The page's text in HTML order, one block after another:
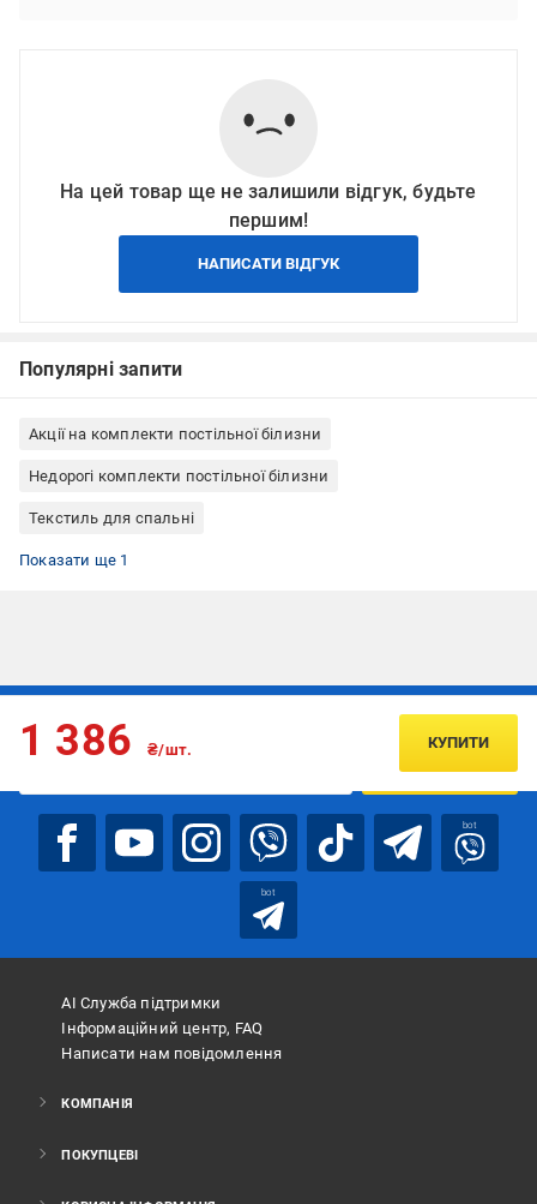
На цей товар ще не залишили відгук, будьте
першим!
НАПИСАТИ ВІДГУК
Популярні запити
Акції на комплекти постільної білизни
Недорогі комплекти постільної білизни
Текстиль для спальні
Показати ще 1
1 386 ₴/шт. КУПИТИ
Підписуйтесь, щоб дізнаватись першим про акції та пропозиції
ПІДПИСАТИСЯ
bot
bot
АІ Служба підтримки
Інформаційний центр, FAQ
Написати нам повідомлення
КОМПАНІЯ
ПОКУПЦЕВІ